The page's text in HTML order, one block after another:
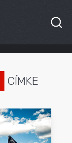
CÍMKE